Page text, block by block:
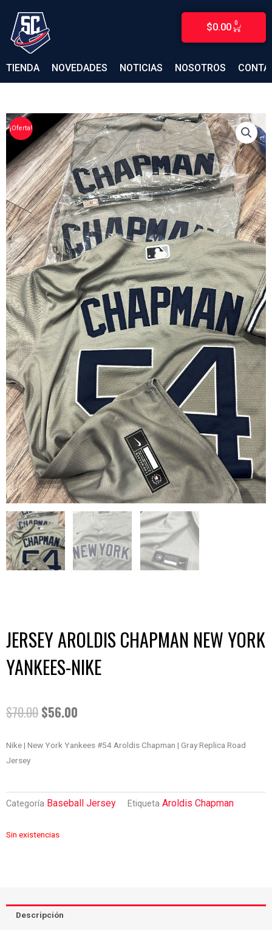
contenido
$0.00 0
CARRITO
TIENDA NOVEDADES NOTICIAS NOSOTROS
¡Oferta!
JERSEY AROLDIS CHAPMAN NEW YORK
YANKEES-NIKE
$70.00 EL
PRECIO
ERA:
$56.00
PRECIO
ES:
Nike | New York Yankees #54 Aroldis Chapman | Gray Replica Road
Jersey
Categoría Baseball Jersey Etiqueta Aroldis Chapman
Sin existencias
Descripción